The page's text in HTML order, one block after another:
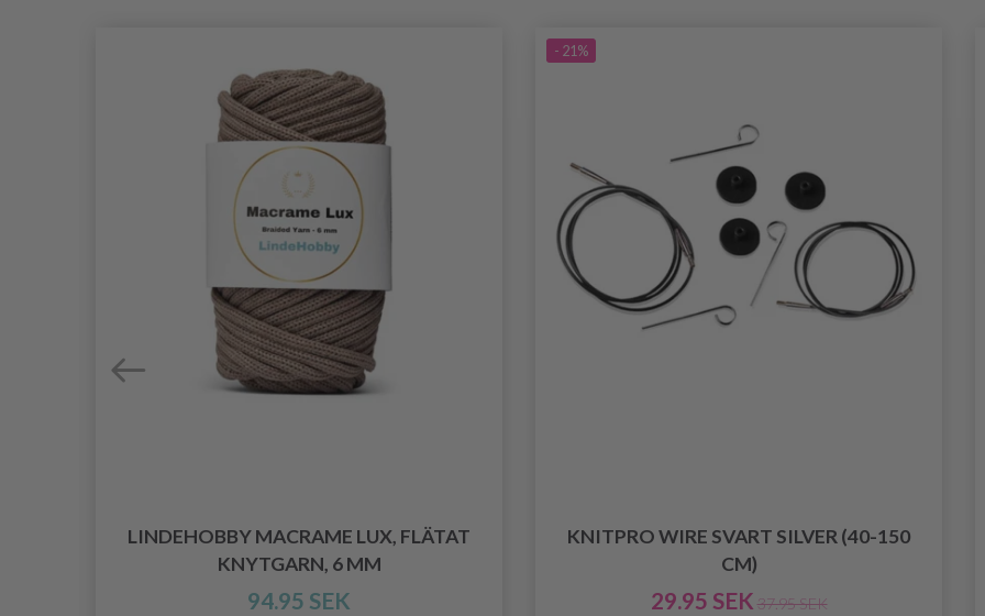
LINDEHOBBY MACRAME LUX, FLÄTAT
KNYTGARN, 6 MM
94.95 SEK
- 21%
KNITPRO WIRE SVART SILVER (40-150
CM)
29.95 SEK 37.95 SEK